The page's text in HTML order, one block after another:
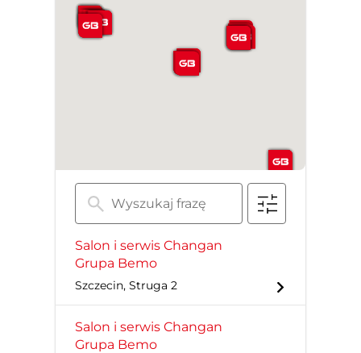
Salon i serwis Changan
Grupa Bemo
Szczecin, Struga 2
Salon i serwis Changan
Grupa Bemo